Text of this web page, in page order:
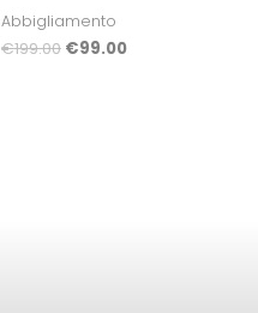
Abbigliamento
€199.00 €99.00